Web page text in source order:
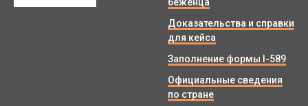
Доказательства и справки
для кейса
Заполнение формы I-589
Официальные сведения
по стране